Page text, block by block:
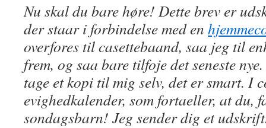
Nu skal du bare høre! Dette brev er
der staar i forbindelse med en
overfores til casettebaand, saa jeg til
frem, og saa bare tilfoje det seneste
tage et kopi til mig selv, det er smart. I
evighedkalender, som fortaeller, at du,
sondagsbarn! Jeg sender dig et